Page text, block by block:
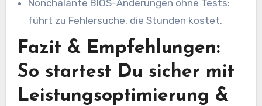
Nonchalante BIOS-Änderungen ohne Tests:
führt zu Fehlersuche, die Stunden kostet.
Fazit & Empfehlungen:
So startest Du sicher mit
Leistungsoptimierung &